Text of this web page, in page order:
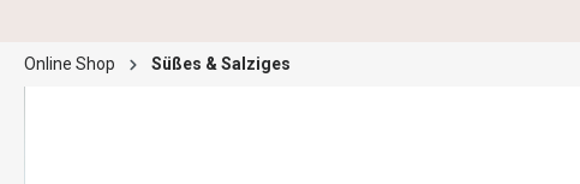
Online Shop Süßes & Salziges